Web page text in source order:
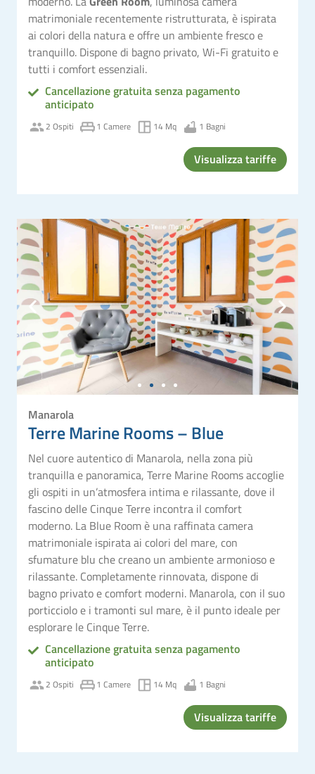
matrimoniale recentemente ristrutturata, è ispirata
ai colori della natura e offre un ambiente fresco e
tranquillo. Dispone di bagno privato, Wi-Fi gratuito e
tutti i comfort essenziali.
Cancellazione gratuita senza pagamento
anticipato
2 Ospiti 1 Camere 14 Mq 1 Bagni
Visualizza tariffe
Manarola
Terre Marine Rooms – Blue
Nel cuore autentico di Manarola, nella zona più
tranquilla e panoramica, Terre Marine Rooms accoglie
gli ospiti in un’atmosfera intima e rilassante, dove il
fascino delle Cinque Terre incontra il comfort
moderno. La Blue Room è una raffinata camera
matrimoniale ispirata ai colori del mare, con
sfumature blu che creano un ambiente armonioso e
rilassante. Completamente rinnovata, dispone di
bagno privato e comfort moderni. Manarola, con il suo
porticciolo e i tramonti sul mare, è il punto ideale per
esplorare le Cinque Terre.
Cancellazione gratuita senza pagamento
anticipato
2 Ospiti 1 Camere 14 Mq 1 Bagni
Visualizza tariffe